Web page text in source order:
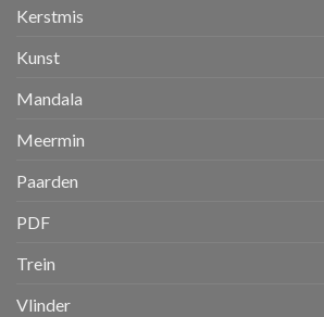
Kerstmis
Kunst
Mandala
Meermin
Paarden
PDF
Trein
Vlinder